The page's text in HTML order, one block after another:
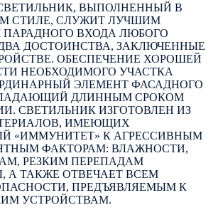
ВЫПОЛНЕННЫЙ В
СТИЛЕ, СЛУЖИТ ЛУЧШИМ
ВХОДА ЛЮБОГО
ДОСТОИНСТВА, ЗАКЛЮЧЕННЫЕ
ОБЕСПЕЧЕНИЕ ХОРОШЕЙ
НЕОБХОДИМОГО УЧАСТКА
ЭЛЕМЕНТ ФАСАДНОГО
ДЛИННЫМ СРОКОМ
СВЕТИЛЬНИК ИЗГОТОВЛЕН ИЗ
ИМЕЮЩИХ
«ИММУНИТЕТ» К АГРЕССИВНЫМ
ФАКТОРАМ: ВЛАЖНОСТИ,
РЕЗКИМ ПЕРЕПАДАМ
А ТАКЖЕ ОТВЕЧАЕТ ВСЕМ
ПРЕДЪЯВЛЯЕМЫМ К
УСТРОЙСТВАМ.